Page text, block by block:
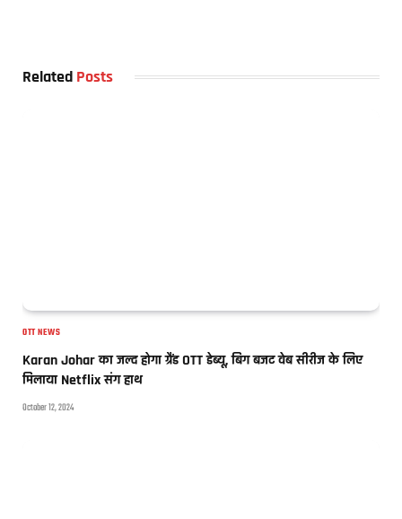
Related Posts
OTT NEWS
Karan Johar का जल्द होगा ग्रैंड OTT डेब्यू, बिग बजट वेब सीरीज के लिए
मिलाया Netflix संग हाथ
October 12, 2024